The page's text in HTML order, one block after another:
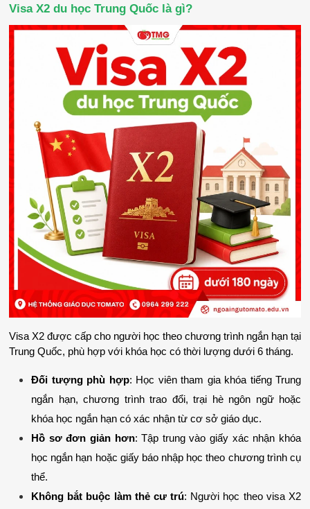
Visa X2 du học Trung Quốc là gì?
Visa X2 được cấp cho người học theo chương trình ngắn hạn tại
Trung Quốc, phù hợp với khóa học có thời lượng dưới 6 tháng.
Đối tượng phù hợp: Học viên tham gia khóa tiếng Trung
ngắn hạn, chương trình trao đổi, trại hè ngôn ngữ hoặc
khóa học ngắn hạn có xác nhận từ cơ sở giáo dục.
Hồ sơ đơn giản hơn: Tập trung vào giấy xác nhận khóa
học ngắn hạn hoặc giấy báo nhập học theo chương trình cụ
thể.
Không bắt buộc làm thẻ cư trú: Người học theo visa X2